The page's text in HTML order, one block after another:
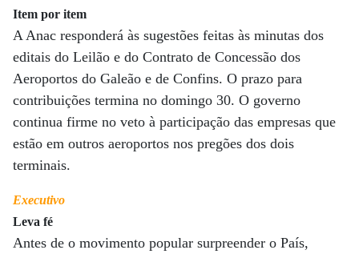
Item por item
A Anac responderá às sugestões feitas às minutas dos
editais do Leilão e do Contrato de Concessão dos
Aeroportos do Galeão e de Confins. O prazo para
contribuições termina no domingo 30. O governo
continua firme no veto à participação das empresas que
estão em outros aeroportos nos pregões dos dois
terminais.
Executivo
Leva fé
Antes de o movimento popular surpreender o País,